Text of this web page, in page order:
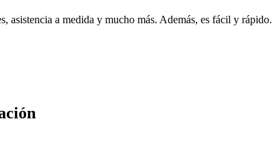
asistencia a medida y mucho más. Además, es fácil y rápido.